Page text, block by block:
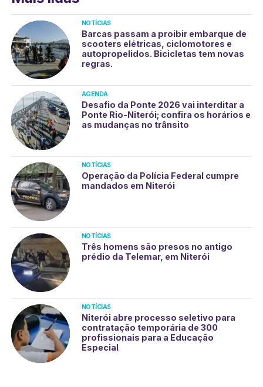
NOTÍCIAS
Barcas passam a proibir embarque de
scooters elétricas, ciclomotores e
autopropelidos. Bicicletas tem novas
regras.
AGENDA
Desafio da Ponte 2026 vai interditar a
Ponte Rio-Niterói; confira os horários e
as mudanças no trânsito
NOTÍCIAS
Operação da Polícia Federal cumpre
mandados em Niterói
NOTÍCIAS
Três homens são presos no antigo
prédio da Telemar, em Niterói
NOTÍCIAS
Niterói abre processo seletivo para
contratação temporária de 300
profissionais para a Educação
Especial